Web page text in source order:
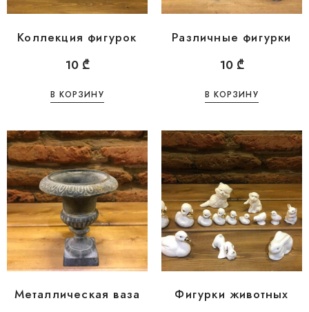
Коллекция фигурок
10 ₾
В КОРЗИНУ
Различные фигурки
10 ₾
В КОРЗИНУ
Металлическая ваза
Фигурки животных